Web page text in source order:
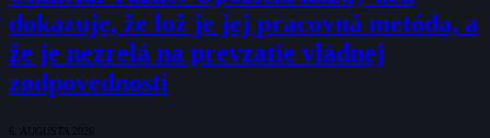
dokazuje, že lož je jej pracovná metóda, a
že je nezrelá na prevzatie vládnej
zodpovednosti
6. AUGUSTA 2026